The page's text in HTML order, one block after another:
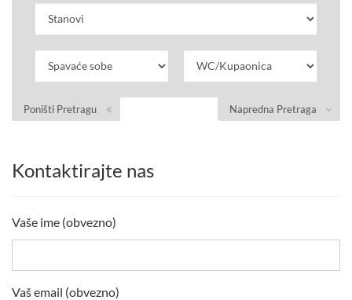
Napredna Pretraga
Poništi Pretragu
Kontaktirajte nas
Vaše ime (obvezno)
Vaš email (obvezno)